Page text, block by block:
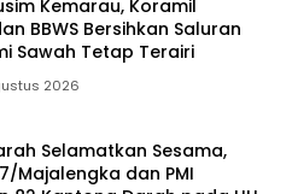
Kemarau, Koramil
BBWS Bersihkan Saluran
Sawah Tetap Terairi
2026
Selamatkan Sesama,
Majalengka dan PMI